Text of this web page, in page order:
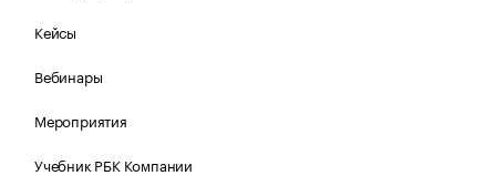
Кейсы
Вебинары
Мероприятия
Учебник РБК Компании